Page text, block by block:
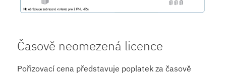
Časově neomezená licence
Pořizovací cena představuje poplatek za časově